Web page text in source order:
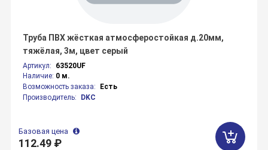
Артикул:
63520UF
Наличие: 0 м.
Возможность заказа:
Есть
Производитель:
DKC
Труба ПВХ жёсткая атмосферостойкая д.20мм,
тяжёлая, 3м, цвет серый
Базовая цена
112.49 ₽